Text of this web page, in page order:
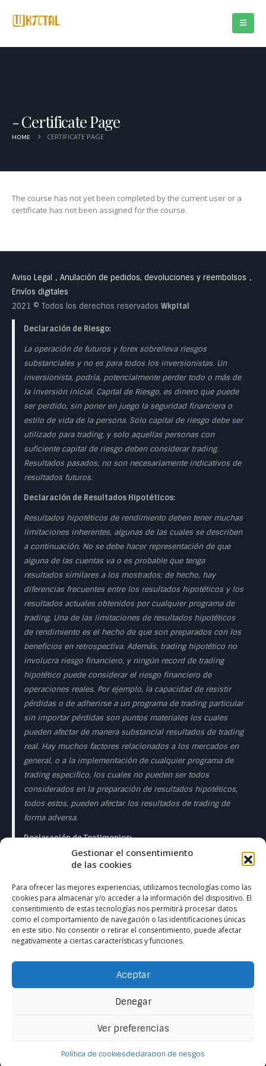
Gestionar el consentimiento
de las cookies
Para ofrecer las mejores experiencias, utilizamos tecnologías como las
cookies para almacenar y/o acceder a la información del dispositivo. El
consentimiento de estas tecnologías nos permitirá procesar datos
como el comportamiento de navegación o las identificaciones únicas
en este sitio. No consentir o retirar el consentimiento, puede afectar
negativamente a ciertas características y funciones.
Aceptar
Denegar
Ver preferencias
Política de cookiesdeclaracion de riesgos
Certificate Page
HOME CERTIFICATE PAGE
The course has not yet been completed by the current user or a
certificate has not been assigned for the course.
Aviso Legal • Anulación de pedidos, devoluciones y reembolsos •
Envíos digitales
2021 © Todos los derechos reservados Wkpital
Declaración de Riesgo:
La operación de futuros y forex sobrelleva riesgos
substanciales y no es para todos los inversionistas. Un
inversionista, podría, potencialmente perder todo o más de
la inversión inicial. Capital de Riesgo, es dinero que puede
ser perdido, sin poner en juego la seguridad financiera o
estilo de vida de la persona. Solo capital de riesgo debe ser
utilizado para trading, y solo aquellas personas con
suficiente capital de riesgo deben considerar trading.
Resultados pasados, no son necesariamente indicativos de
resultados futuros.
Declaración de Resultados Hipotéticos:
Resultados hipotéticos de rendimiento deben tener muchas
limitaciones inherentes, algunas de las cuales se describen
a continuación. No se debe hacer representación de que
alguna de las cuentas va o es probable que tenga
resultados similares a los mostrados; de hecho, hay
diferencias frecuentes entre los resultados hipotéticos y los
resultados actuales obtenidos por cualquier programa de
trading. Una de las limitaciones de resultados hipotéticos
de rendimiento es el hecho de que son preparados con los
beneficios en retrospectiva. Además, trading hipotético no
involucra riesgo financiero, y ningún record de trading
hipotético puede considerar el riesgo financiero de
operaciones reales. Por ejemplo, la capacidad de resistir
pérdidas o de adherirse a un programa de trading particular
sin importar pérdidas son puntos materiales los cuales
pueden afectar de manera substancial resultados de trading
real. Hay muchos factores relacionados a los mercados en
general, o a la implementación de cualquier programa de
trading especifico, los cuales no pueden ser todos
considerados en la preparación de resultados hipotéticos,
todos estos, pueden afectar los resultados de trading de
forma adversa.
Declaración de Testimonios:
Los testimonios que aparecen en esta página web pueden
garantía de rendimiento o éxito en el futuro.
Declaración de la Sala de Operaciones en Directo:
Esta presentación sólo tiene fines educativos y las
opiniones expresadas son las del presentador del
considerarse hipotéticas y no debe esperarse que se